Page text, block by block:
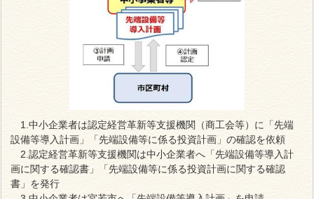
1.中小企業者は認定経営革新等支援機関（商工会等）に「先端
設備等導入計画」「先端設備等に係る投資計画」の確認を依頼
2.認定経営革新等支援機関は中小企業者へ「先端設備等導入計
画に関する確認書」「先端設備等に係る投資計画に関する確認
書」を発行